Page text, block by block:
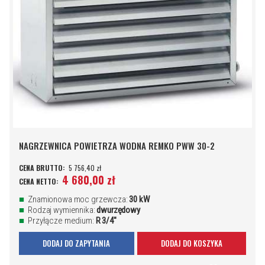
NAGRZEWNICA POWIETRZA WODNA REMKO PWW 30-2
5 756,40 zł
4 680,00 zł
Znamionowa moc grzewcza:30 kW
Rodzaj wymiennika:dwurzędowy
Przyłącze medium: R 3/4"
DODAJ DO KOSZYKA
DODAJ DO ZAPYTANIA